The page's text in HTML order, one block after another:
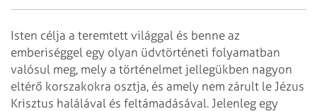
Isten célja a teremtett világgal és benne az
emberiséggel egy olyan üdvtörténeti folyamatban
valósul meg, mely a történelmet jellegükben nagyon
eltérő korszakokra osztja, és amely nem zárult le Jézus
Krisztus halálával és feltámadásával. Jelenleg egy